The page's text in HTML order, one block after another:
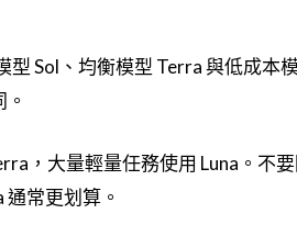
型 Sol、均衡模型 Terra 與低成本
，大量輕量任務使用 Luna。不要
常更划算。